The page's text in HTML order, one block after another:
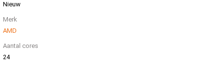
Nieuw
Merk
AMD
Aantal cores
24